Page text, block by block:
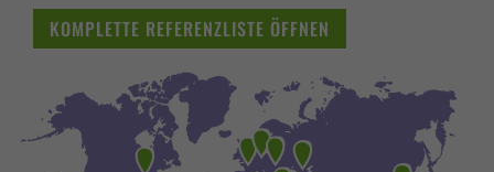
KOMPLETTE REFERENZLISTE ÖFFNEN